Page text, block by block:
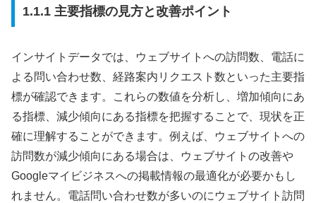
1.1.1 主要指標の見方と改善ポイント
インサイトデータでは、ウェブサイトへの訪問数、電話に
よる問い合わせ数、経路案内リクエスト数といった主要指
標が確認できます。これらの数値を分析し、増加傾向にあ
る指標、減少傾向にある指標を把握することで、現状を正
確に理解することができます。例えば、ウェブサイトへの
訪問数が減少傾向にある場合は、ウェブサイトの改善や
Googleマイビジネスへの掲載情報の最適化が必要かもし
れません。電話問い合わせ数が多いのにウェブサイト訪問